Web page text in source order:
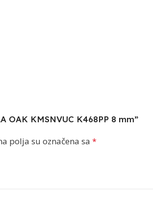
OAK KMSNVUC K468PP 8 mm”
polja su označena sa *